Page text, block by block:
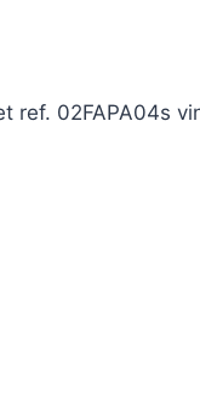
02FAPA04s